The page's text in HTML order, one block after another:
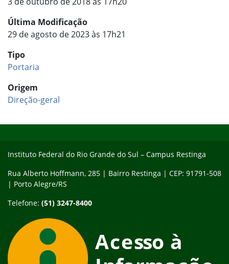
Última Modificação
29 de agosto de 2023 às 17h21
Tipo
Portaria
Origem
Direção-geral
Instituto Federal do Rio Grande do Sul – Campus Restinga
Rua Alberto Hoffmann, 285 | Bairro Restinga | CEP: 91791-508
| Porto Alegre/RS
Telefone: (51) 3247-8400